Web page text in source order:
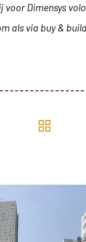
voor Dimensys
als via buy &